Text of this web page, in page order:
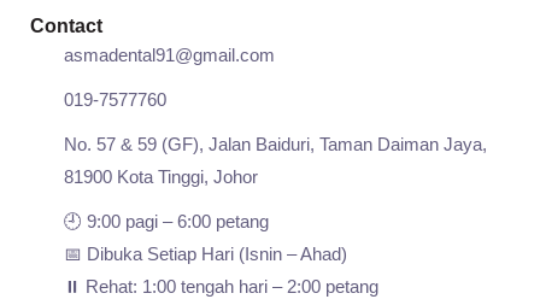
Contact
asmadental91@gmail.com
019-7577760
No. 57 & 59 (GF), Jalan Baiduri, Taman Daiman Jaya,
81900 Kota Tinggi, Johor
🕘 9:00 pagi – 6:00 petang
📅 Dibuka Setiap Hari (Isnin – Ahad)
⏸️ Rehat: 1:00 tengah hari – 2:00 petang